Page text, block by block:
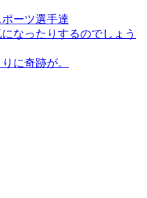
ーツ選手達
なったりするのでしょう
に奇跡が。